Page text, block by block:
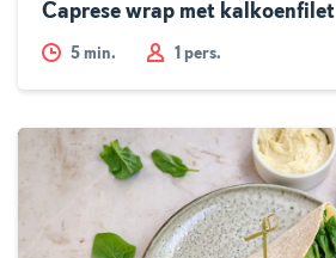
Caprese wrap met kalkoenfilet
5 min. 1 pers.